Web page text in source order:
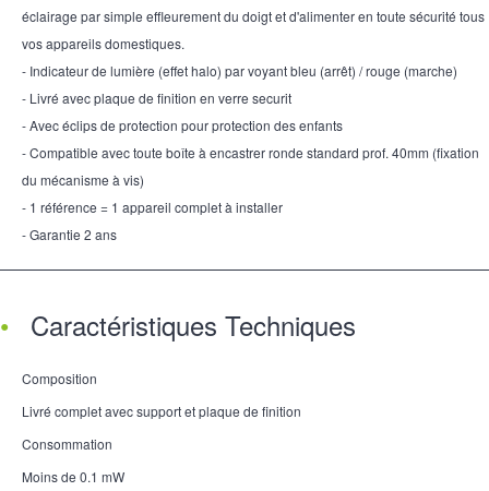
éclairage par simple effleurement du doigt et d'alimenter en toute sécurité tous
vos appareils domestiques.
- Indicateur de lumière (effet halo) par voyant bleu (arrêt) / rouge (marche)
- Livré avec plaque de finition en verre securit
- Avec éclips de protection pour protection des enfants
- Compatible avec toute boîte à encastrer ronde standard prof. 40mm (fixation
du mécanisme à vis)
- 1 référence = 1 appareil complet à installer
- Garantie 2 ans
Caractéristiques Techniques
Composition
Livré complet avec support et plaque de finition
Consommation
Moins de 0.1 mW